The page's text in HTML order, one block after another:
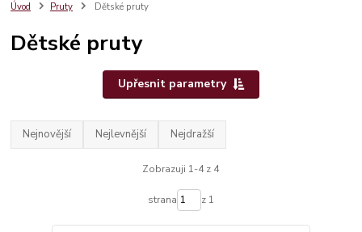
Úvod Pruty Dětské pruty
Dětské pruty
Upřesnit parametry
Nejnovější Nejlevnější Nejdražší
Zobrazuji 1-4 z 4
strana z 1